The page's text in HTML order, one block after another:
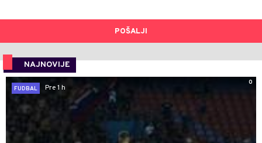
POŠALJI
NAJNOVIJE
0
FUDBAL
Pre 1 h